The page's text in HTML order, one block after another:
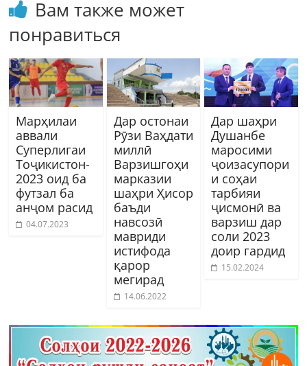
Вам также может
понравиться
Марҳилаи
аввали
Суперлигаи
Тоҷикистон-
2023 оид ба
футзал ба
анҷом расид
04.07.2023
Дар остонаи
Рӯзи Ваҳдати
миллӣ
Варзишгоҳи
марказии
шаҳри Ҳисор
баъди
навсозӣ
мавриди
истифода
қарор
мегирад
14.06.2022
Дар шаҳри
Душанбе
маросими
ҷоизасупори
и соҳаи
тарбияи
ҷисмонӣ ва
варзиш дар
соли 2023
доир гардид
15.02.2024